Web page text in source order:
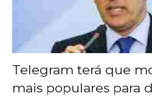
Telegram terá que
mais populares para